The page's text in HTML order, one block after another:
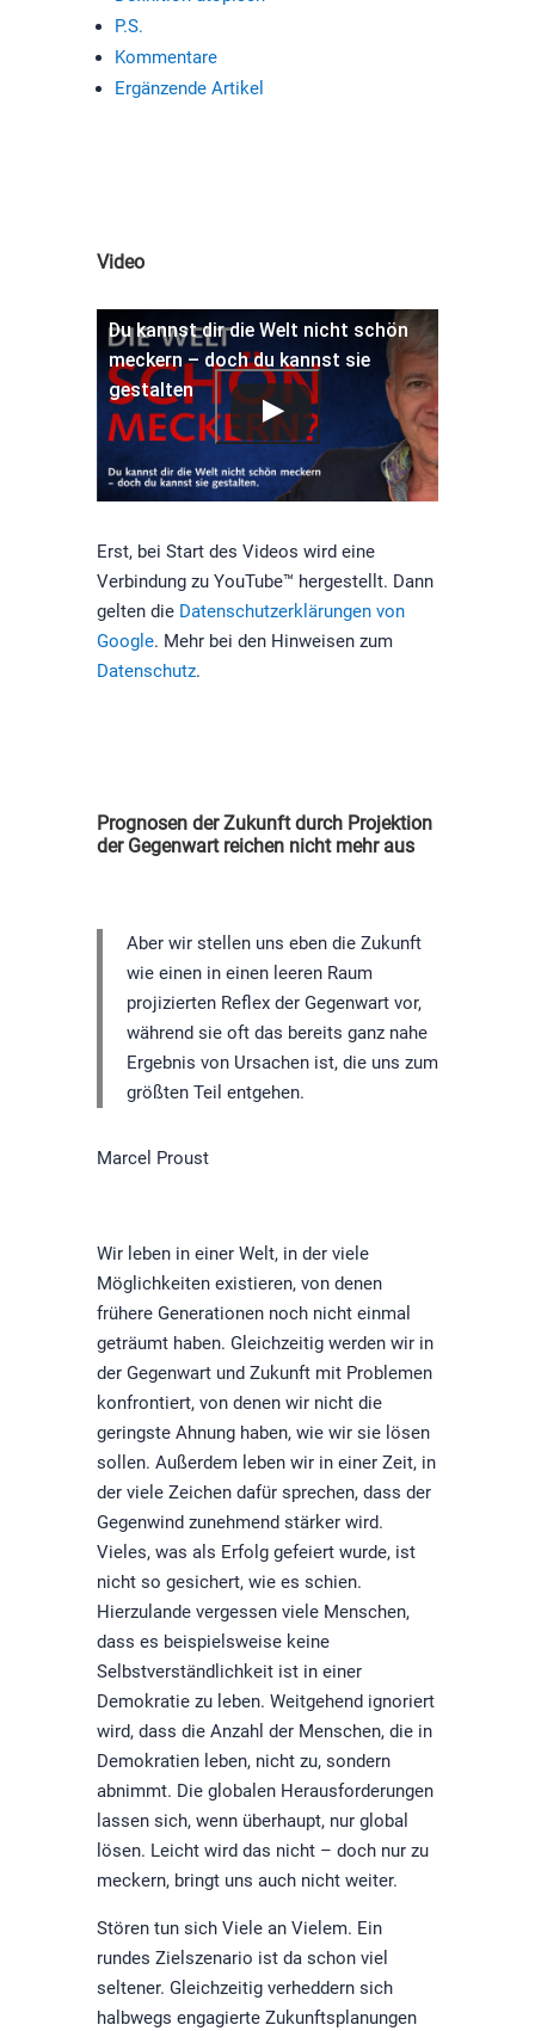
P.S.
Kommentare
Ergänzende Artikel
Video
Du kannst dir die Welt nicht schön
meckern – doch du kannst sie
gestalten
Erst, bei Start des Videos wird eine
Verbindung zu YouTube™ hergestellt. Dann
gelten die Datenschutzerklärungen von
Google. Mehr bei den Hinweisen zum
Datenschutz.
Prognosen der Zukunft durch Projektion
der Gegenwart reichen nicht mehr aus
Aber wir stellen uns eben die Zukunft
wie einen in einen leeren Raum
projizierten Reflex der Gegenwart vor,
während sie oft das bereits ganz nahe
Ergebnis von Ursachen ist, die uns zum
größten Teil entgehen.
Marcel Proust
Wir leben in einer Welt, in der viele
Möglichkeiten existieren, von denen
frühere Generationen noch nicht einmal
geträumt haben. Gleichzeitig werden wir in
der Gegenwart und Zukunft mit Problemen
konfrontiert, von denen wir nicht die
geringste Ahnung haben, wie wir sie lösen
sollen. Außerdem leben wir in einer Zeit, in
der viele Zeichen dafür sprechen, dass der
Gegenwind zunehmend stärker wird.
Vieles, was als Erfolg gefeiert wurde, ist
nicht so gesichert, wie es schien.
Hierzulande vergessen viele Menschen,
dass es beispielsweise keine
Selbstverständlichkeit ist in einer
Demokratie zu leben. Weitgehend ignoriert
wird, dass die Anzahl der Menschen, die in
Demokratien leben, nicht zu, sondern
abnimmt. Die globalen Herausforderungen
lassen sich, wenn überhaupt, nur global
lösen. Leicht wird das nicht – doch nur zu
meckern, bringt uns auch nicht weiter.
Stören tun sich Viele an Vielem. Ein
rundes Zielszenario ist da schon viel
seltener. Gleichzeitig verheddern sich
halbwegs engagierte Zukunftsplanungen